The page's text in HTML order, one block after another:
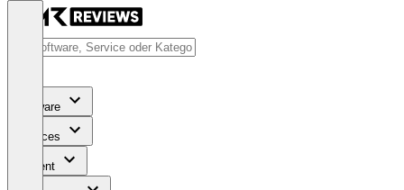
Software
Services
Content